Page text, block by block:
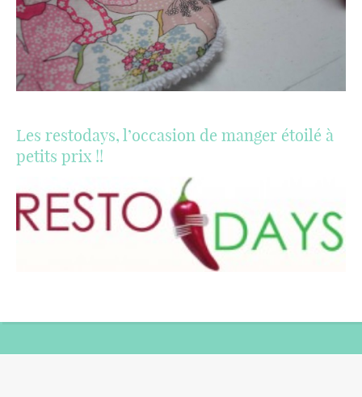
Les restodays, l’occasion de manger étoilé à
petits prix !!